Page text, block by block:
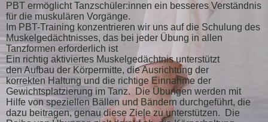
PBT ermöglicht Tanzschüler:innen ein besseres Verständnis
für die muskulären Vorgänge.
Im PBT-Training konzentrieren wir uns auf die Schulung des
Muskelgedächtnisses, das bei jeder Übung in allen
Tanzformen erforderlich ist
Ein richtig aktiviertes Muskelgedächtnis unterstützt
den Aufbau der Körpermitte, die Ausrichtung der
korrekten Haltung und die richtige Einnahme der
Gewichtsplatzierung im Tanz. Die Übungen werden mit
Hilfe von speziellen Bällen und Bändern durchgeführt, die
dazu beitragen, genau diese Ziele zu unterstützen. Die